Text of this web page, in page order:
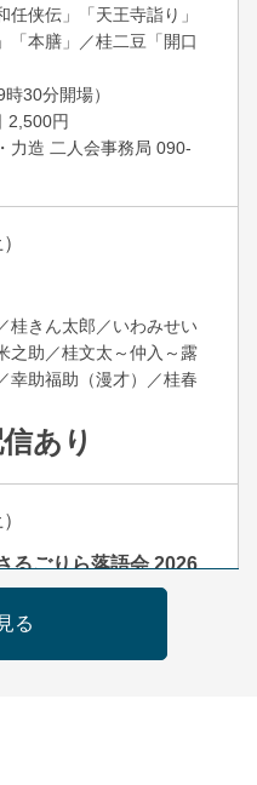
任侠伝」「天王寺詣り」
「本膳」／桂二豆「開口
時30分開場）
円
力造 二人会事務局 090-
桂きん太郎／いわみせい
之助／桂文太～仲入～露
幸助福助（漫才）／桂春
あり
るごりら落語会 2026
30分開場）全席指定
円
る